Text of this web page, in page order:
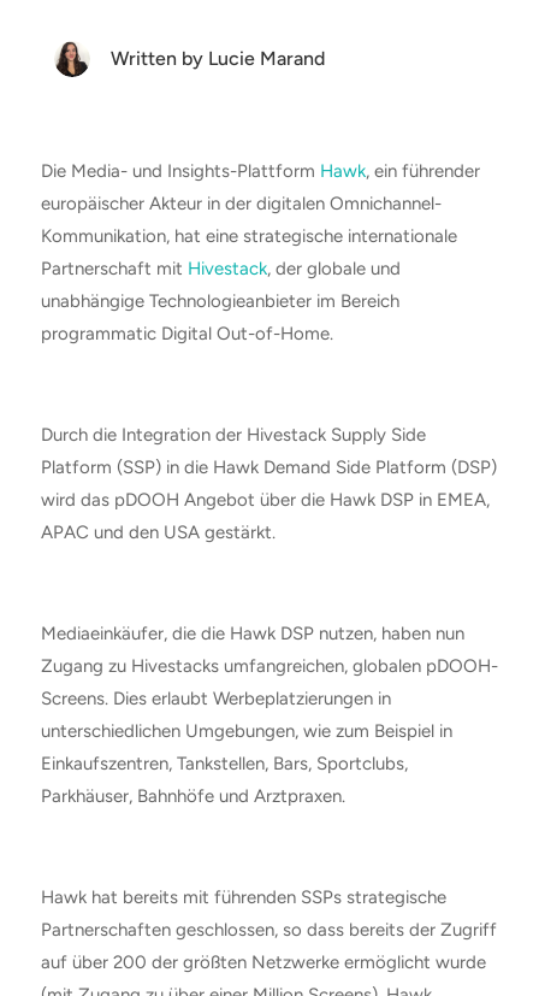
Written by Lucie Marand
Die Media- und Insights-Plattform Hawk, ein führender
europäischer Akteur in der digitalen Omnichannel-
Kommunikation, hat eine strategische internationale
Partnerschaft mit Hivestack, der globale und
unabhängige Technologieanbieter im Bereich
programmatic Digital Out-of-Home.
Durch die Integration der Hivestack Supply Side
Platform (SSP) in die Hawk Demand Side Platform (DSP)
wird das pDOOH Angebot über die Hawk DSP in EMEA,
APAC und den USA gestärkt.
Mediaeinkäufer, die die Hawk DSP nutzen, haben nun
Zugang zu Hivestacks umfangreichen, globalen pDOOH-
Screens. Dies erlaubt Werbeplatzierungen in
unterschiedlichen Umgebungen, wie zum Beispiel in
Einkaufszentren, Tankstellen, Bars, Sportclubs,
Parkhäuser, Bahnhöfe und Arztpraxen.
Hawk hat bereits mit führenden SSPs strategische
Partnerschaften geschlossen, so dass bereits der Zugriff
auf über 200 der größten Netzwerke ermöglicht wurde